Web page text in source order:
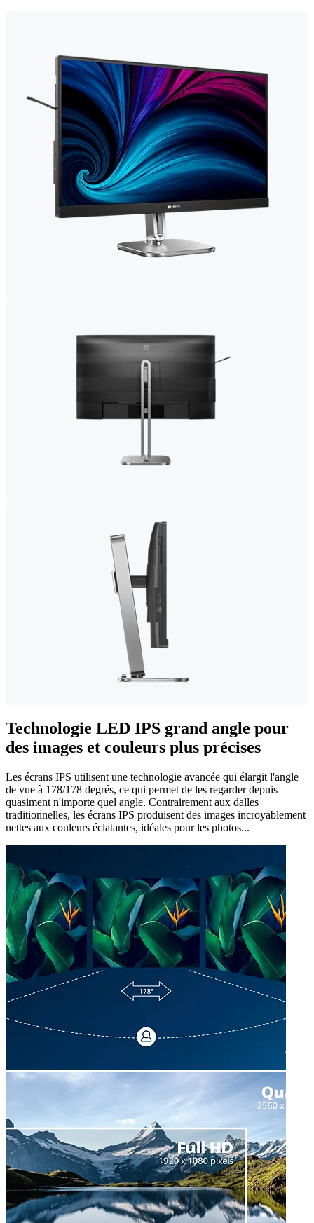
Technologie LED IPS grand angle pour
des images et couleurs plus précises
Les écrans IPS utilisent une technologie avancée qui élargit l'angle
de vue à 178/178 degrés, ce qui permet de les regarder depuis
quasiment n'importe quel angle. Contrairement aux dalles
traditionnelles, les écrans IPS produisent des images incroyablement
nettes aux couleurs éclatantes, idéales pour les photos...